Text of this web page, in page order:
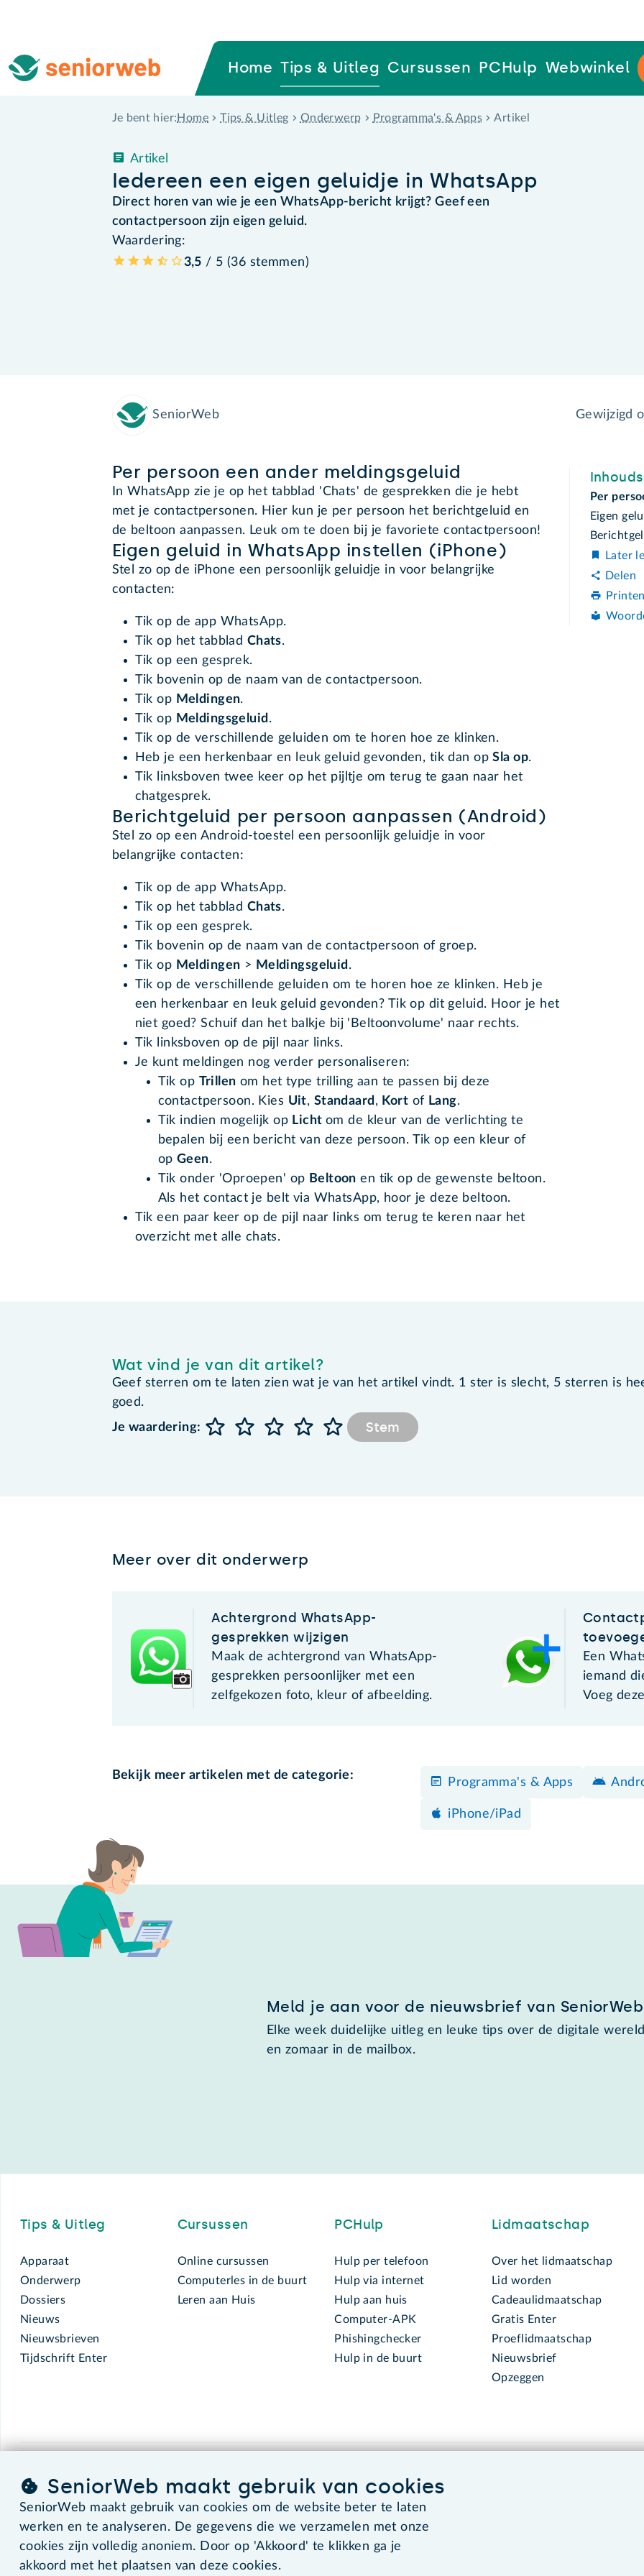
Home Tips & Uitleg Cursussen PCHulp Webwinkel
Je bent hier: Home Tips & Uitleg Onderwerp Programma's & Apps Artikel
Iedereen een eigen geluidje in WhatsApp
Artikel
Direct horen van wie je een WhatsApp-bericht krijgt? Geef een
contactpersoon zijn eigen geluid.
Waardering:
3,5 / 5 (36 stemmen)
SeniorWeb Gewijzigd
Per persoon een ander meldingsgeluid
In WhatsApp zie je op het tabblad 'Chats' de gesprekken die je hebt
met je contactpersonen. Hier kun je per persoon het berichtgeluid en
de beltoon aanpassen. Leuk om te doen bij je favoriete contactpersoon!
Eigen geluid in WhatsApp instellen (iPhone)
Stel zo op de iPhone een persoonlijk geluidje in voor belangrijke
contacten:
Tik op de app WhatsApp.
Tik op het tabblad Chats.
Tik op een gesprek.
Tik bovenin op de naam van de contactpersoon.
Tik op Meldingen.
Tik op Meldingsgeluid .
Tik op de verschillende geluiden om te horen hoe ze klinken.
Heb je een herkenbaar en leuk geluid gevonden, tik dan opSla op.
Tik linksboven twee keer op het pijltje om terug te gaan naar het
chatgesprek.
Berichtgeluid per persoon aanpassen (Android)
Stel zo op een Android-toestel een persoonlijk geluidje in voor
belangrijke contacten:
Tik op de app WhatsApp.
Tik op het tabblad Chats.
Tik op een gesprek.
Tik bovenin op de naam van de contactpersoon of groep.
Tik op Meldingen > Meldingsgeluid .
Tik op de verschillende geluiden om te horen hoe ze klinken. Heb je
een herkenbaar en leuk geluid gevonden? Tik op dit geluid. Hoor je het
niet goed? Schuif dan het balkje bij 'Beltoonvolume' naar rechts.
Tik linksboven op de pijl naar links.
Je kunt meldingen nog verder personaliseren:
Tik op Trillen om het type trilling aan te passen bij deze
contactpersoon. Kies Uit, Standaard , Kort of Lang.
Tik indien mogelijk op Licht om de kleur van de verlichting te
bepalen bij een bericht van deze persoon. Tik op een kleur of
op Geen.
Tik onder 'Oproepen' op Beltoon en tik op de gewenste beltoon.
Als het contact je belt via WhatsApp, hoor je deze beltoon.
Tik een paar keer op de pijl naar links om terug te keren naar het
overzicht met alle chats.
Per
Eigen
Later
Delen
Wat vind je van dit artikel?
Geef sterren om te laten zien wat je van het artikel vindt. 1 ster is slecht, 5 sterren is
goed.
Je waardering:
Stem
Meer over dit onderwerp
Achtergrond WhatsApp-
gesprekken wijzigen
Maak de achtergrond van WhatsApp-
gesprekken persoonlijker met een
zelfgekozen foto, kleur of afbeelding.
Een
iemand
Voeg
Bekijk meer artikelen met de categorie:
Programma's & Apps
iPhone/iPad
Meld je aan voor de nieuwsbrief van SeniorWeb
Elke week duidelijke uitleg en leuke tips over de digitale
en zomaar in de mailbox.
Tips & Uitleg
Apparaat
Onderwerp
Dossiers
Nieuws
Nieuwsbrieven
Tijdschrift Enter
Cursussen
Online cursussen
Computerles in de buurt
Leren aan Huis
PCHulp
Hulp per telefoon
Hulp via internet
Hulp aan huis
Computer-APK
Phishingchecker
Hulp in de buurt
Lidmaatschap
Over het lidmaatschap
Lid worden
Cadeaulidmaatschap
Gratis Enter
Proeflidmaatschap
Nieuwsbrief
Opzeggen
SeniorWeb.De computerhulp voor u.
©2026 SeniorWeb
SeniorWeb maakt gebruik van cookies
SeniorWeb maakt gebruik van cookies om de website beter te laten
werken en te analyseren. De gegevens die we verzamelen met onze
cookies zijn volledig anoniem. Door op 'Akkoord' te klikken ga je
akkoord met het plaatsen van deze cookies.